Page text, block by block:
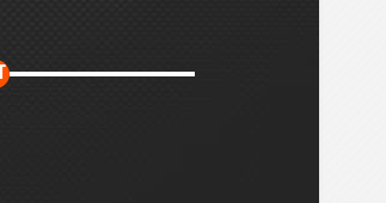
Дополнительное